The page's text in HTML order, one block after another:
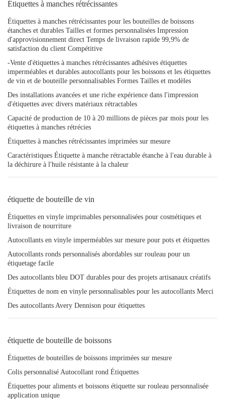
Étiquettes à manches rétrécissantes
Étiquettes à manches rétrécissantes pour les bouteilles de boissons
étanches et durables Tailles et formes personnalisées Impression
d'approvisionnement direct Temps de livraison rapide 99,9% de
satisfaction du client Compétitive
-Vente d'étiquettes à manches rétrécissantes adhésives étiquettes
imperméables et durables autocollants pour les boissons et les étiquettes
de vin et de bouteille personnalisables Formes Tailles et modèles
Des installations avancées et une riche expérience dans l'impression
d'étiquettes avec divers matériaux rétractables
Capacité de production de 10 à 20 millions de pièces par mois pour les
étiquettes à manches rétrécies
Étiquettes à manches rétrécissantes imprimées sur mesure
Caractéristiques Étiquette à manche rétractable étanche à l'eau durable à
la déchirure à l'huile résistante à la chaleur
étiquette de bouteille de vin
Étiquettes en vinyle imprimables personnalisées pour cosmétiques et
livraison de nourriture
Autocollants en vinyle imperméables sur mesure pour pots et étiquettes
Autocollants ronds personnalisés abordables sur rouleau pour un
étiquetage facile
Des autocollants bleu DOT durables pour des projets artisanaux créatifs
Étiquettes de nom en vinyle personnalisables pour les autocollants Merci
Des autocollants Avery Dennison pour étiquettes
étiquette de bouteille de boissons
Étiquettes de bouteilles de boissons imprimées sur mesure
Colis personnalisé Autocollant rond Étiquettes
Étiquettes pour aliments et boissons étiquette sur rouleau personnalisée
application unique